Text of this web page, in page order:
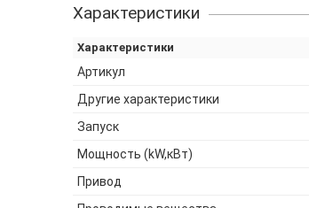
Характеристики
Характеристики
Артикул
Другие характеристики
Запуск
Мощность (kW,кВт)
Привод